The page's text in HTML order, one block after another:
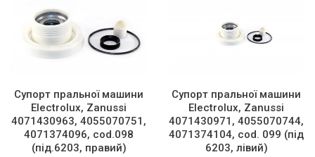
Супорт пральної машини
Electrolux, Zanussi
4071430963, 4055070751,
4071374096, cod.098
(під.6203, правий)
Супорт пральної машини
Electrolux, Zanussi
4071430971, 4055070744,
4071374104, cod. 099 (під
6203, лівий)